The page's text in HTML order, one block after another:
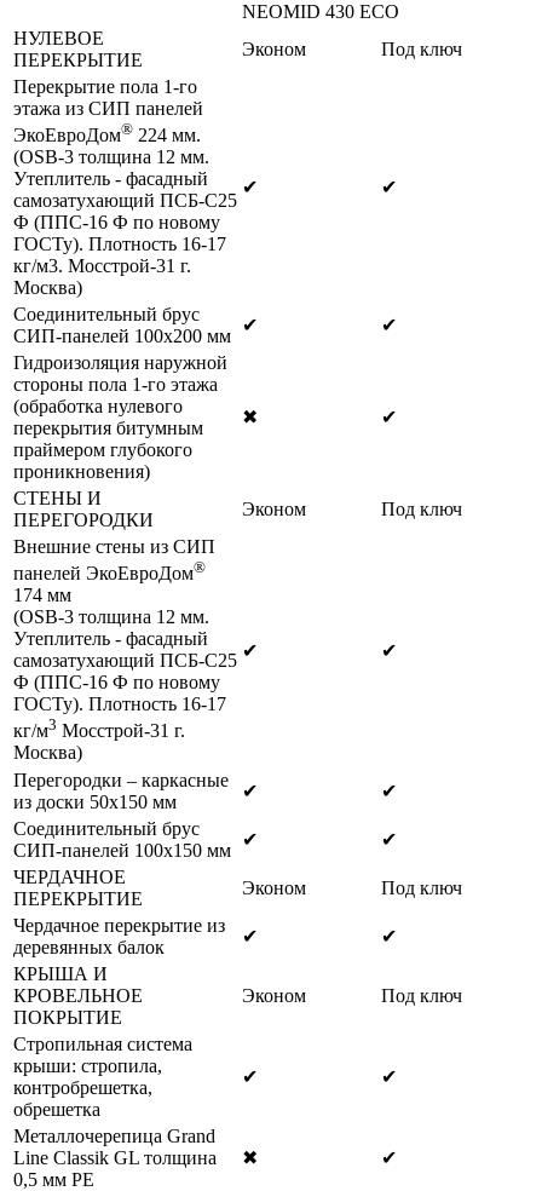
NEOMID 430 ЕСО
НУЛЕВОЕ
ПЕРЕКРЫТИЕ
Эконом
Под ключ
Перекрытие пола 1-го
этажа из СИП панелей
ЭкоЕвроДом® 224 мм.
(OSB-3 толщина 12 мм.
Утеплитель - фасадный
самозатухающий ПСБ-С25
Ф (ППС-16 Ф по новому
ГОСТу). Плотность 16-17
кг/м3. Мосстрой-31 г.
Москва)
✔ ✔
Соединительный брус
СИП-панелей 100х200 мм
✔
✔
Гидроизоляция наружной
стороны пола 1-го этажа
(обработка нулевого
перекрытия битумным
праймером глубокого
проникновения)
✖ ✔
СТЕНЫ И
ПЕРЕГОРОДКИ
Эконом
Под ключ
Внешние стены из СИП
панелей ЭкоЕвроДом®
174 мм
(OSB-3 толщина 12 мм.
Утеплитель - фасадный
самозатухающий ПСБ-С25
Ф (ППС-16 Ф по новому
ГОСТу). Плотность 16-17
кг/м3 Мосстрой-31 г.
Москва)
✔ ✔
Перегородки – каркасные
из доски 50х150 мм
✔
✔
Соединительный брус
СИП-панелей 100х150 мм
✔
✔
ЧЕРДАЧНОЕ
ПЕРЕКРЫТИЕ
Эконом
Под ключ
Чердачное перекрытие из
деревянных балок
✔
✔
КРЫША И
КРОВЕЛЬНОЕ
ПОКРЫТИЕ
Эконом Под ключ
Стропильная система
крыши: стропила,
контробрешетка,
обрешетка
✔ ✔
Металлочерепица Grand
Line Classik GL толщина
0,5 мм РЕ
✖ ✔